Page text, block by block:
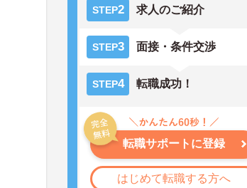
STEP2 求人のご紹介
STEP3 面接・条件交渉
STEP4 転職成功！
転職サポートに登録
はじめて転職する方へ